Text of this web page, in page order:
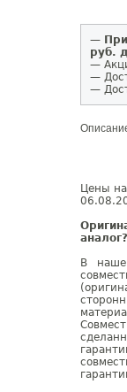
—
руб.
—
—
—
Цены
аналог?
В